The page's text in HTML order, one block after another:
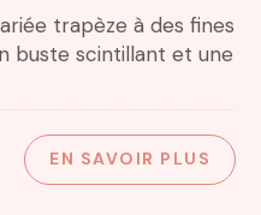
trapèze à des fines
buste scintillant et une
EN SAVOIR PLUS